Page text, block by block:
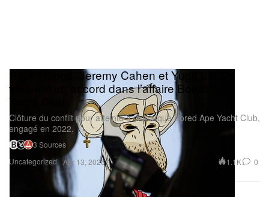
Uncategorized
Ryder Ripps, Jeremy Cahen et Yuga Labs
trouvent un accord dans l’affaire Bored Ape
Yacht Club
Clôture du conflit pour atteinte à la marque Bored Ape Yacht Club,
engagé en 2022.
3 Sources
Apr 13, 2026
1.1K 0